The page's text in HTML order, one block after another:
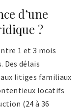
d’une
?
1 et 3 mois
délais
litiges familiaux
locatifs
(24 à 36